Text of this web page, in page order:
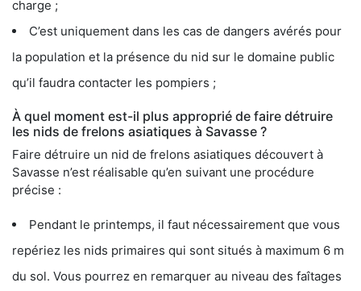
charge ;
C’est uniquement dans les cas de dangers avérés pour
la population et la présence du nid sur le domaine public
qu’il faudra contacter les pompiers ;
À quel moment est-il plus approprié de faire détruire
les nids de frelons asiatiques à Savasse ?
Faire détruire un nid de frelons asiatiques découvert à
Savasse n’est réalisable qu’en suivant une procédure
précise :
Pendant le printemps, il faut nécessairement que vous
repériez les nids primaires qui sont situés à maximum 6 m
du sol. Vous pourrez en remarquer au niveau des faîtages